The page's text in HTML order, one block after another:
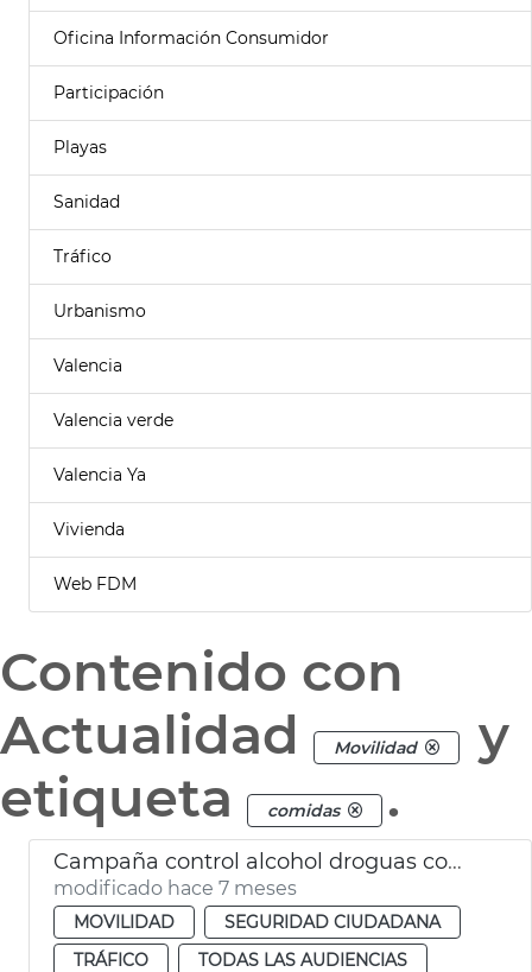
Oficina Información Consumidor
Participación
Playas
Sanidad
Tráfico
Urbanismo
Valencia
Valencia verde
Valencia Ya
Vivienda
Web FDM
Contenido con
Actualidad
Movilidad
y
etiqueta
comidas .
Campaña control alcohol droguas comidas empresa Navidad
modificado hace 7 meses
MOVILIDAD
SEGURIDAD CIUDADANA
TRÁFICO
TODAS LAS AUDIENCIAS